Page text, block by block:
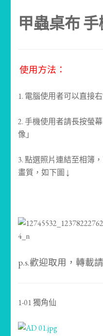
甲蟲桌布
使用方法：
1. 電腦使用者可以直接
2. 手機使用者請長按螢
像」
3. 點選照片連結至相簿
畫質，如下圖 ↓
p.s.歡迎取用，轉載
1-01 獨角仙